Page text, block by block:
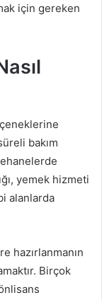
için gereken
bakım
yemek hizmeti
alanlarda
hazırlanmanın
Birçok